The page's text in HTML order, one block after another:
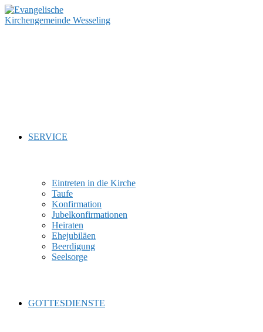
Zum
Inhalt
SERVICE
Eintreten in die Kirche
Taufe
Konfirmation
Jubelkonfirmationen
Heiraten
Ehejubiläen
Beerdigung
Seelsorge
GOTTESDIENSTE